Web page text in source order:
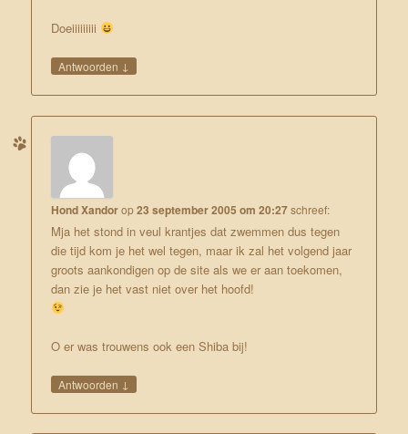
Doeiiiiiiiii
Antwoorden ↓
Hond Xandorop23 september 2005 om 20:27schreef:
Mja het stond in veul krantjes dat zwemmen dus tegen
die tijd kom je het wel tegen, maar ik zal het volgend jaar
groots aankondigen op de site als we er aan toekomen,
dan zie je het vast niet over het hoofd!
O er was trouwens ook een Shiba bij!
Antwoorden ↓